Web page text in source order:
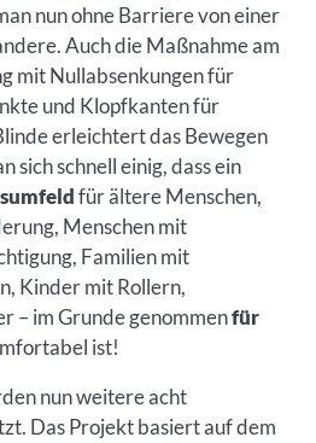
nun ohne Barriere von einer
Auch die Maßnahme am
mit Nullabsenkungen für
und Klopfkanten für
erleichtert das Bewegen
sich schnell einig, dass ein
für ältere Menschen,
Menschen mit
Familien mit
Kinder mit Rollern,
– im Grunde genommenfür
ist!
nun weitere acht
Das Projekt basiert auf dem